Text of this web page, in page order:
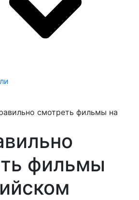
смотреть фильмы на
фильмы